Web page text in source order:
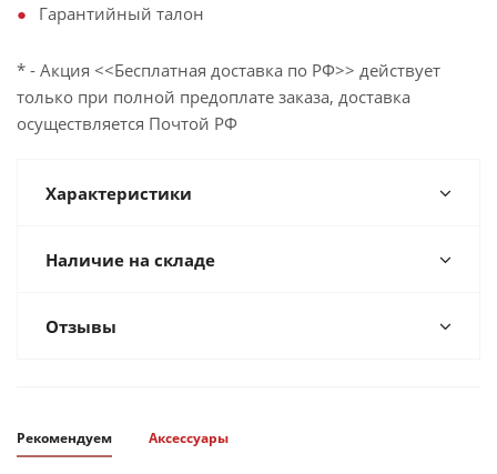
Гарантийный талон
* - Акция <<Бесплатная доставка по РФ>> действует
только при полной предоплате заказа, доставка
осуществляется Почтой РФ
Характеристики
Наличие на складе
Отзывы
Рекомендуем Аксессуары